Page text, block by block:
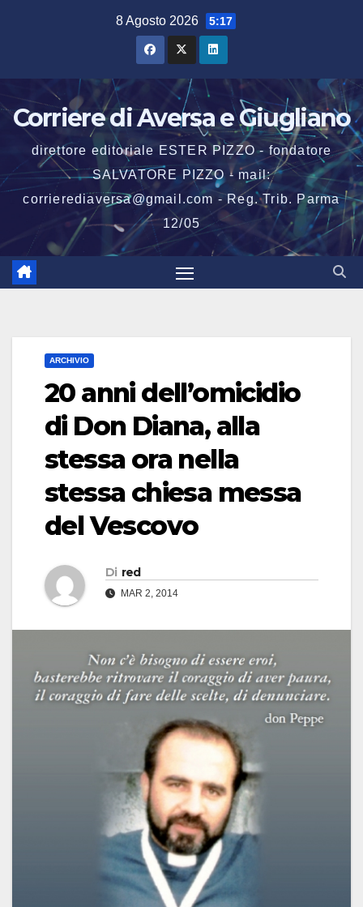
8 Agosto 2026 5:17
Corriere di Aversa e Giugliano
direttore editoriale ESTER PIZZO - fondatore
SALVATORE PIZZO - mail:
corrierediaversa@gmail.com - Reg. Trib. Parma
12/05
ARCHIVIO
20 anni dell’omicidio
di Don Diana, alla
stessa ora nella
stessa chiesa messa
del Vescovo
Di red
MAR 2, 2014